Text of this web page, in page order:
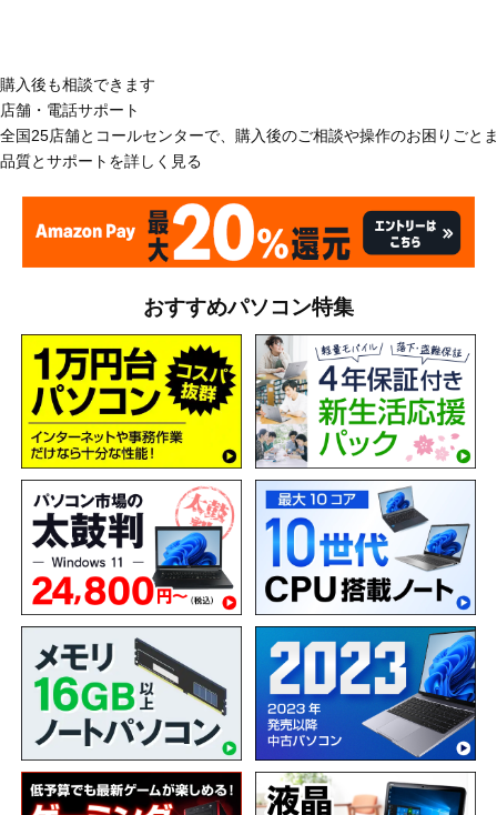
購入後も相談できます
店舗・電話サポート
全国25店舗とコールセンターで、購入後のご相談や操作のお困りごと
品質とサポートを詳しく見る
おすすめパソコン特集